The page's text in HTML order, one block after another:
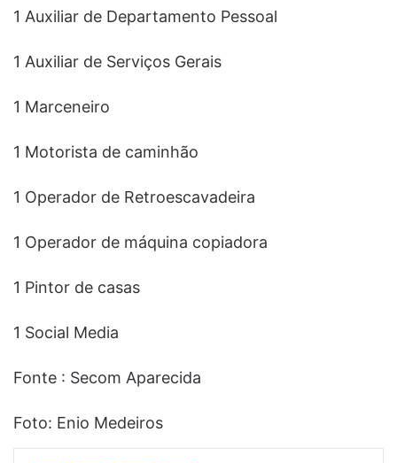
1 Auxiliar de Departamento Pessoal
1 Auxiliar de Serviços Gerais
1 Marceneiro
1 Motorista de caminhão
1 Operador de Retroescavadeira
1 Operador de máquina copiadora
1 Pintor de casas
1 Social Media
Fonte : Secom Aparecida
Foto: Enio Medeiros